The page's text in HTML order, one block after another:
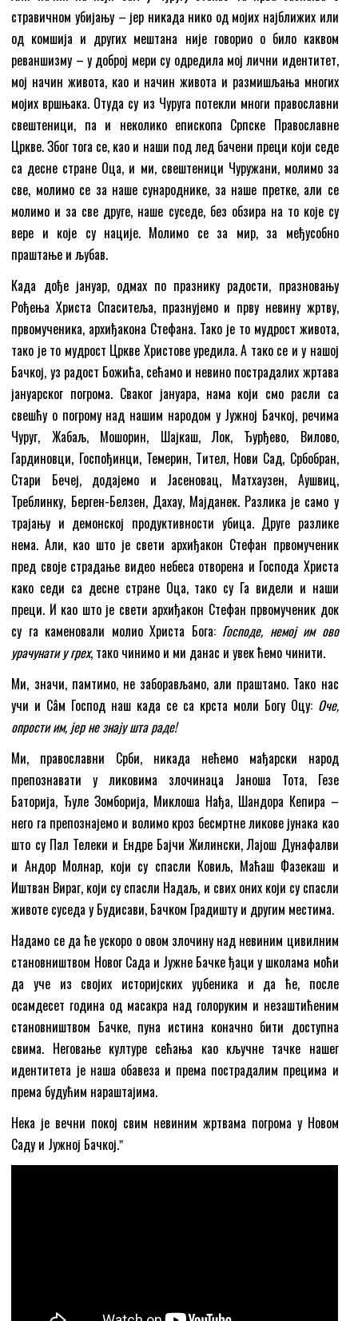
стравичном убијању – јер никада нико од мојих најближих или
од комшија и других мештана није говорио о било каквом
реваншизму – у доброј мери су одредила мој лични идентитет,
мој начин живота, као и начин живота и размишљања многих
мојих вршњака. Отуда су из Чуруга потекли многи православни
свештеници, па и неколико епископа Српске Православне
Цркве. Због тога се, као и наши под лед бачени преци који седе
са десне стране Оца, и ми, свештеници Чуружани, молимо за
све, молимо се за наше сународнике, за наше претке, али се
молимо и за све друге, наше суседе, без обзира на то које су
вере и које су нације. Молимо се за мир, за међусобно
праштање и љубав.
Када дође јануар, одмах по празнику радости, празновању
Рођења Христа Спаситеља, празнујемо и прву невину жртву,
првомученика, архиђакона Стефана. Тако је то мудрост живота,
тако је то мудрост Цркве Христове уредила. А тако се и у нашој
Бачкој, уз радост Божића, сећамо и невино пострадалих жртава
јануарског погрома. Сваког јануара, нама који смо расли са
свешћу о погрому над нашим народом у Јужној Бачкој, речима
Чуруг, Жабаљ, Мошорин, Шајкаш, Лок, Ђурђево, Вилово,
Гардиновци, Госпођинци, Темерин, Тител, Нови Сад, Србобран,
Стари Бечеј, додајемо и Јасеновац, Матхаузен, Аушвиц,
Треблинку, Берген-Белзен, Дахау, Мајданек. Разлика је само у
трајању и демонској продуктивности убица. Друге разлике
нема. Али, као што је свети архиђакон Стефан првомученик
пред своје страдање видео небеса отворена и Господа Христа
како седи са десне стране Оца, тако су Га видели и наши
преци. И као што је свети архиђакон Стефан првомученик док
су га каменовали молио Христа Бога: Господе, немој им ово
урачунати у грех, тако чинимо и ми данас и увек ћемо чинити.
Ми, значи, памтимо, не заборављамо, али праштамо. Тако нас
учи и Сâм Господ наш када се са крста моли Богу Оцу: Оче,
опрости им, јер не знају шта раде!
Ми, православни Срби, никада нећемо мађарски народ
препознавати у ликовима злочинаца Јаноша Тота, Гезе
Баторија, Ђуле Зомборија, Миклоша Нађа, Шандора Кепира –
него га препознајемо и волимо кроз бесмртне ликове јунака као
што су Пал Телеки и Ендре Бајчи Жилински, Лајош Дунафалви
и Андор Молнар, који су спасли Ковиљ, Маћаш Фазекаш и
Иштван Вираг, који су спасли Надаљ, и свих оних који су спасли
животе суседа у Будисави, Бачком Градишту и другим местима.
Надамо се да ће ускоро о овом злочину над невиним цивилним
становништвом Новог Сада и Јужне Бачке ђаци у школама моћи
да уче из својих историјских уџбеника и да ће, после
осамдесет година од масакра над голоруким и незаштићеним
становништвом Бачке, пуна истина коначно бити доступна
свима. Неговање културе сећања као кључне тачке нашег
идентитета је наша обавеза и према пострадалим прецима и
према будућим нараштајима.
Нека је вечни покој свим невиним жртвама погрома у Новом
Саду и Јужној Бачкој.ˮ